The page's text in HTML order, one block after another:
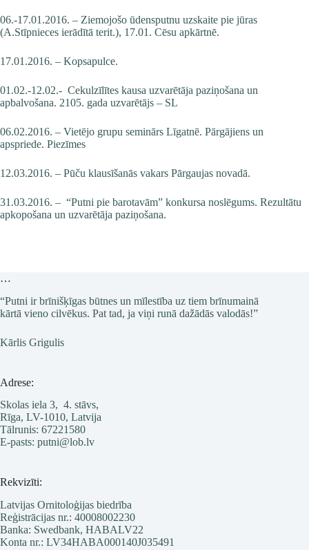
06.-17.01.2016. – Ziemojošo ūdensputnu uzskaite pie jūras
(A.Stīpnieces ierādītā terit.), 17.01. Cēsu apkārtnē.
17.01.2016. – Kopsapulce.
01.02.-12.02.- Cekulzīlītes kausa uzvarētāja paziņošana un
apbalvošana. 2105. gada uzvarētājs – SL
06.02.2016. – Vietējo grupu seminārs Līgatnē. Pārgājiens un
apspriede. Piezīmes
12.03.2016. – Pūču klausīšanās vakars Pārgaujas novadā.
31.03.2016. – “Putni pie barotavām” konkursa noslēgums. Rezultātu
apkopošana un uzvarētāja paziņošana.
…
“Putni ir brīnišķīgas būtnes un mīlestība uz tiem brīnumainā
kārtā vieno cilvēkus. Pat tad, ja viņi runā dažādās valodās!”
Kārlis Grigulis
Adrese:
Skolas iela 3, 4. stāvs,
Rīga, LV-1010, Latvija
Tālrunis: 67221580
E-pasts: putni@lob.lv
Rekvizīti:
Latvijas Ornitoloģijas biedrība
Reģistrācijas nr.: 40008002230
Banka: Swedbank, HABALV22
Konta nr.: LV34HABA000140J035491